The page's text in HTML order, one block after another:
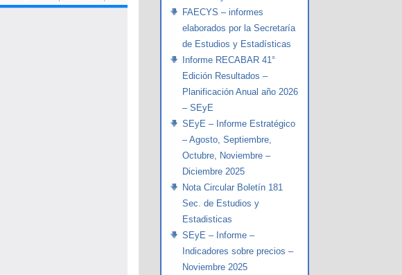
FAECYS – informes
elaborados por la Secretaría
de Estudios y Estadísticas
Informe RECABAR 41°
Edición Resultados –
Planificación Anual año 2026
– SEyE
SEyE – Informe Estratégico
– Agosto, Septiembre,
Octubre, Noviembre –
Diciembre 2025
Nota Circular Boletín 181
Sec. de Estudios y
Estadisticas
SEyE – Informe –
Indicadores sobre precios –
Noviembre 2025